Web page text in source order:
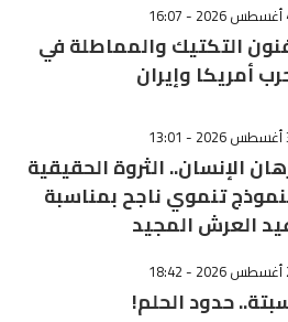
التكتيك والمماطلة في
أمريكا وإيران
الإنسان.. الثروة الحقيقية
تنموي ناجح بمناسبة
العرش المجيد
حدود الحلم!